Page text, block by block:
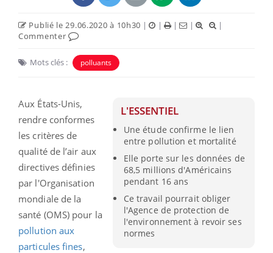
Publié le 29.06.2020 à 10h30 | | | |
|
Commenter
Mots clés : polluants
L'ESSENTIEL
Une étude confirme le lien
entre pollution et mortalité
Elle porte sur les données de
68,5 millions d'Américains
pendant 16 ans
Ce travail pourrait obliger
l'Agence de protection de
l'environnement à revoir ses
normes
Aux États-Unis,
rendre conformes
les critères de
qualité de l’air aux
directives définies
par l'Organisation
mondiale de la
santé (OMS) pour la
pollution aux
particules fines,